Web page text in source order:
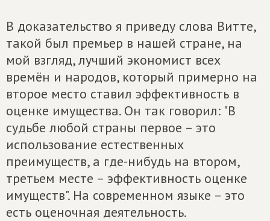
В доказательство я приведу слова Витте,
такой был премьер в нашей стране, на
мой взгляд, лучший экономист всех
времён и народов, который примерно на
второе место ставил эффективность в
оценке имущества. Он так говорил: "В
судьбе любой страны первое – это
использование естественных
преимуществ, а где-нибудь на втором,
третьем месте – эффективность оценке
имуществ". На современном языке – это
есть оценочная деятельность.